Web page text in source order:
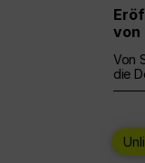
von
Von
die